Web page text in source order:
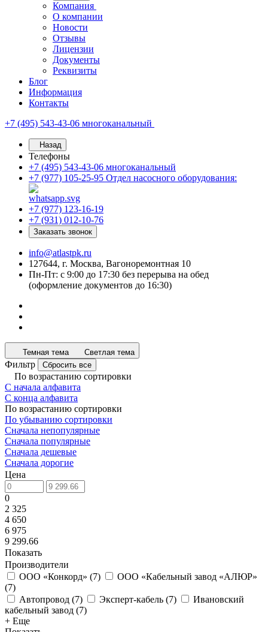
Компания
О компании
Новости
Отзывы
Лицензии
Документы
Реквизиты
Блог
Информация
Контакты
+7 (495) 543-43-06 многоканальный
Назад
Телефоны
+7 (495) 543-43-06 многоканальный
+7 (977) 105-25-95 Отдел насосного оборудования:
+7 (977) 123-16-19
+7 (931) 012-10-76
Заказать звонок
info@atlastpk.ru
127644, г. Москва, Вагоноремонтная 10
Пн-Пт: с 9:00 до 17:30 без перерыва на обед
(оформление документов до 16:30)
Темная тема Светлая тема
Фильтр Сбросить все
По возрастанию сортировки
С начала алфавита
С конца алфавита
По возрастанию сортировки
По убыванию сортировки
Сначала непопулярные
Сначала популярные
Сначала дешевые
Сначала дорогие
Цена
0
2 325
4 650
6 975
9 299.66
Показать
Производители
ООО «Конкорд» (7)
ООО «Кабельный завод «АЛЮР»
(7)
Автопровод (7) Эксперт-кабель (7)
Ивановский
кабельный завод (7)
+ Еще